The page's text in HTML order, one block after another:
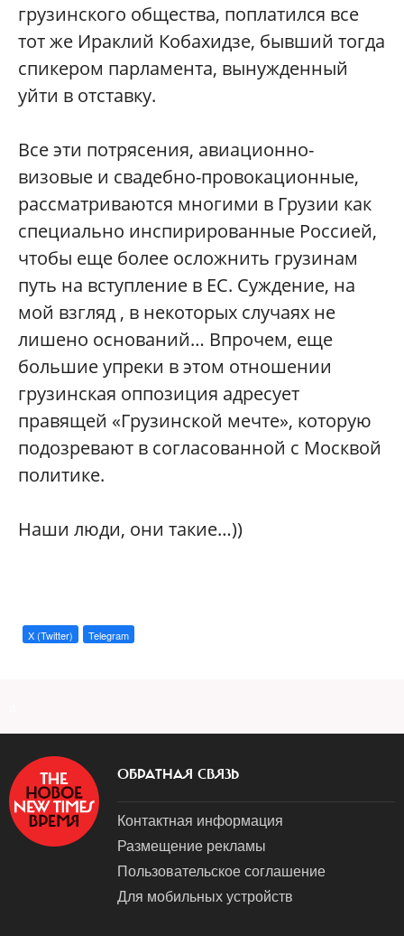
грузинского общества, поплатился все
тот же Ираклий Кобахидзе, бывший тогда
спикером парламента, вынужденный
уйти в отставку.
Все эти потрясения, авиационно-
визовые и свадебно-провокационные,
рассматриваются многими в Грузии как
специально инспирированные Россией,
чтобы еще более осложнить грузинам
путь на вступление в ЕС. Суждение, на
мой взгляд , в некоторых случаях не
лишено оснований… Впрочем, еще
большие упреки в этом отношении
грузинская оппозиция адресует
правящей «Грузинской мечте», которую
подозревают в согласованной с Москвой
политике.
Наши люди, они такие…))
X (Twitter) Telegram
ОБРАТНАЯ СВЯЗЬ
Контактная информация
Размещение рекламы
Пользовательское соглашение
Для мобильных устройств